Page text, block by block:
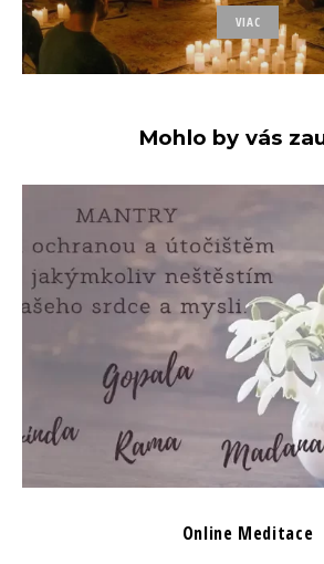
VIAC
Mohlo by vás
Online Meditace